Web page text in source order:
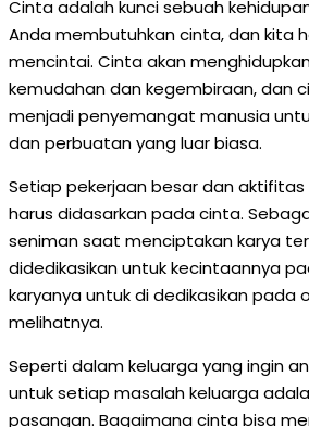
Cinta adalah kunci sebuah
Anda membutuhkan cinta, dan kita
mencintai. Cinta akan
kemudahan dan kegembiraan, dan
menjadi penyemangat manusia
dan perbuatan yang luar biasa.
Setiap pekerjaan besar dan
harus didasarkan pada cinta.
seniman saat menciptakan karya
didedikasikan untuk kecintaannya
karyanya untuk di dedikasikan pada
melihatnya.
Seperti dalam keluarga yang ingin
untuk setiap masalah keluarga
pasangan. Bagaimana cinta bisa